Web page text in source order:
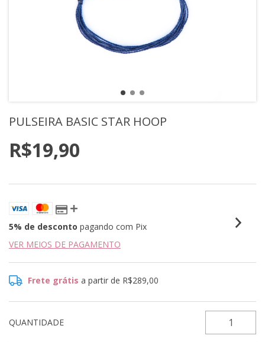
PULSEIRA BASIC STAR HOOP
R$19,90
5% de desconto pagando com Pix
VER MEIOS DE PAGAMENTO
Frete grátis a partir de R$289,00
QUANTIDADE